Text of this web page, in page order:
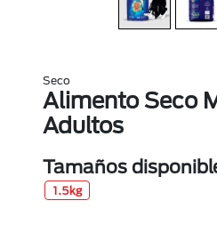
Seco
Alimento Seco
Adultos
Tamaños
1.5kg